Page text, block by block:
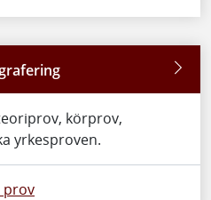
körprov,
yrkesproven.
prov